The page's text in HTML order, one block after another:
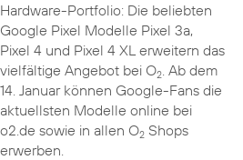
Hardware-Portfolio: Die beliebten
Google Pixel Modelle Pixel 3a,
Pixel 4 und Pixel 4 XL erweitern das
vielfältige Angebot bei O2. Ab dem
14. Januar können Google-Fans die
aktuellsten Modelle online bei
o2.de sowie in allen O2Shops
erwerben.